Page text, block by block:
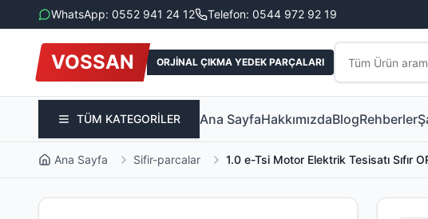
WhatsApp: 0552 941 24 12 Telefon: 0544 972 92 19
VOSSAN ORJİNAL ÇIKMA YEDEK PARÇALARI
TÜM KATEGORİLER Ana SayfaHakkımızdaBlogRehberler
Ana Sayfa Sifir-parcalar 1.0 e-Tsi Motor Elektrik Tesisatı Sıfır